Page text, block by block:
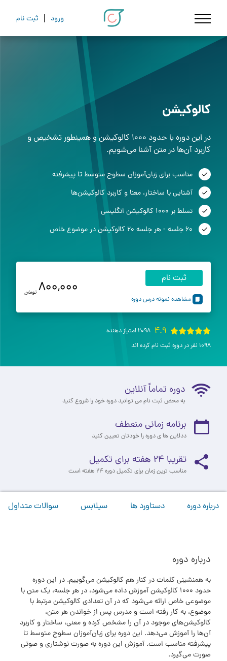
ورود ثبت نام
کالوکیشن
در این دوره با حدود 1000 کالوکیشن و همینطور تشخیص و
کاربرد آن‌ها در متن آشنا می‌شویم.
مناسب برای زبان‌آموزان سطوح متوسط تا پیشرفته
آشنایی با ساختار، معنا و کاربرد کالوکیشن‌ها
تسلط بر 1000 کالوکیشن انگلیسی
60 جلسه - هر جلسه ۲۰ کالوکیشن در موضوع خاص
ثبت نام
مشاهده نمونه درس دوره
800,000 تومان
4.9 2098 امتیاز دهنده
1098 نفر در دوره ثبت نام کرده اند
دوره تماماً آنلاین
به محض ثبت نام می توانید دوره خود را شروع کنید
برنامه زمانی منعطف
ددلاین ها ی دوره را خودتان تعیین کنید
تقریبا 24 هفته برای تکمیل
مناسب ترین زمان برای تکمیل دوره 24 هفته است
درباره دوره دستاورد ها سیلابس سوالات متداول
درباره دوره
به همنشینی کلمات در کنار هم کالوکیشن می‌گوییم. در این دوره‌
حدود 1000 کالوکیشن آموزش داده می‌شود، در هر جلسه‌، یک متن با
موضوعی خاص ارائه می‌شود که در آن تعدادی کالوکیشن مرتبط با
موضوع، به کار رفته است و مدرس پس از خواندن هر متن،
کالوکیشن‌های موجود در آن را مشخص کرده و معنی، ساختار و کاربرد
آن‌ها را آموزش می‌دهد. این دوره برای زبان‌آموزان سطوح متوسط تا
پیشرفته مناسب است. آموزش این دوره به صورت نوشتاری و صوتی
صورت می‌گیرد.